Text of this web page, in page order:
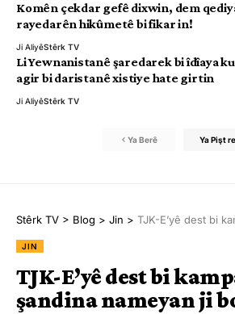
Komên çekdar gefê dixwin, dem
rayedarên hikûmetê bi fikar in!
Ji AliyêStêrk TV
Li Yewnanistanê şaredarek bi îdîaya ku
agir bi daristanê xistiye hate girtin
Ji AliyêStêrk TV
Ya Berê Ya Pişt re
Stêrk TV > Blog > Jin > TJK-E’yê dest bi kampanya
JIN
TJK-E’yê dest bi
şandina nameyan ji